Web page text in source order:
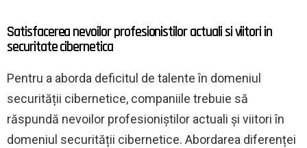
Satisfacerea nevoilor profesionistilor actuali si viitori in
securitate cibernetica
Pentru a aborda deficitul de talente în domeniul
securității cibernetice, companiile trebuie să
răspundă nevoilor profesioniștilor actuali și viitori în
domeniul securității cibernetice. Abordarea diferenței